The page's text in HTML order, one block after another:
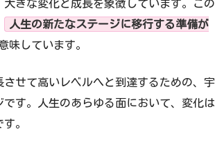
大きな変化と成長を象徴しています。この
人生の新たなステージに移行する準備が
味しています。
させて高いレベルへと到達するための、宇
です。人生のあらゆる面において、変化は
。